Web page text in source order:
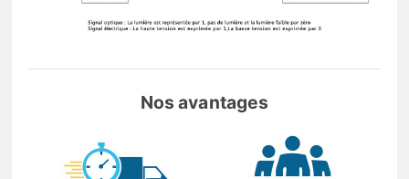
Nos avantages